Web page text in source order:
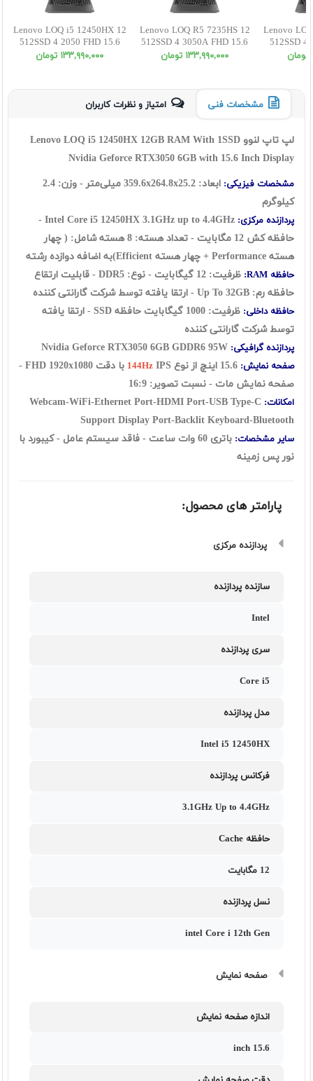
Lenovo LOQ i5 12450HX 12
512SSD 4 2050 FHD 15.6
١٣٣,٩٩٠,٠٠٠ تومان
Lenovo LOQ R5 7235HS 12
512SSD 4 3050A FHD 15.6
١٣٣,٩٩٠,٠٠٠ تومان
Lenovo
512SSD 4
مشخصات فنی امتیاز و نظرات کاربران
لپ تاپ لنوو Lenovo LOQ i5 12450HX 12GB RAM With 1SSD
Nvidia Geforce RTX3050 6GB with 15.6 Inch Display
مشخصات فیزیکی:
ابعاد: 359.6x264.8x25.2 میلی‌متر - وزن: 2.4
کیلوگرم
پردازنده مرکزی:
Intel Core i5 12450HX 3.1GHz up to 4.4GHz -
حافظه کش 12 مگابایت - تعداد هسته: 8 هسته شامل: ( چهار
هسته Performance + چهار هسته Efficient)به اضافه دوازده رشته
حافظه RAM: ظرفیت: 12 گيگابايت - نوع: DDR5 -
قابلیت ارتقاع
حافظه رم: Up To 32GB - ارتقا یافته توسط شرکت گارانتی کننده
حافظه داخلی: ظرفیت: 1000
گیگابایت حافظه SSD - ارتقا یافته
توسط شرکت گارانتی کننده
پردازنده گرافیکی:
صفحه نمایش: 144Hz
IPS با دقت FHD 1920x1080 -
صفحه نمایش مات - نسبت تصویر: 16:9
امکانات: Webcam-WiFi-Ethernet Port-HDMI Port-USB Type-C
Support Display Port-Backlit Keyboard-Bluetooth
سایر مشخصات:
باتری 60 وات ساعت - فاقد سیستم عامل - کیبورد با
نور پس زمینه
پارامتر های محصول:
پردازنده مرکزی
سازنده پردازنده
Intel
سری پردازنده
Core i5
مدل پردازنده
Intel i5 12450HX
فرکانس پردازنده
3.1GHz Up to 4.4GHz
حافظه Cache
12 مگابایت
نسل پردازنده
intel Core i 12th Gen
صفحه نمایش
اندازه صفحه نمایش
15.6 inch